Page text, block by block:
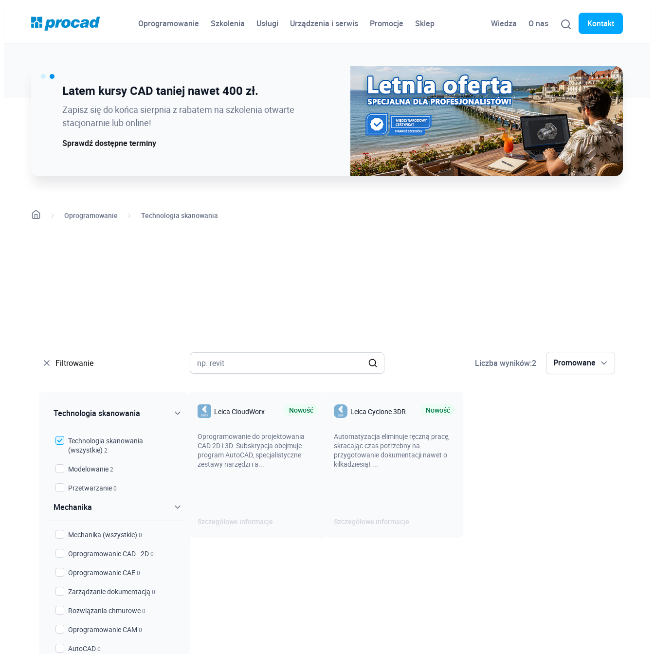
Oprogramowanie Szkolenia Usługi Urządzenia i serwis Promocje Sklep Wiedza O nas Kontakt
Ostatnie dni promocji Blind Bird
12.08 o 12:08 zamykamy Blind Bird na PROCAD EXPO 2026 -
dołącz w najlepszej cenie!
Sprawdź szczegóły!
Latem kursy CAD taniej nawet 400 zł.
Zapisz się do końca sierpnia z rabatem na szkolenia otwarte
stacjonarnie lub online!
Sprawdź dostępne terminy
Oprogramowanie Technologia skanowania
Filtrowanie Liczba wyników:2 Promowane
Technologia skanowania
Technologia skanowania
(wszystkie) 2
Modelowanie2
Przetwarzanie0
Mechanika
Mechanika (wszystkie) 0
Oprogramowanie CAD - 2D0
Oprogramowanie CAE0
Zarządzanie dokumentacją 0
Rozwiązania chmurowe0
Oprogramowanie CAM 0
AutoCAD0
Leica CloudWorx Nowość
Oprogramowanie do projektowania
CAD 2D i 3D. Subskrypcja obejmuje
program AutoCAD, specjalistyczne
zestawy narzędzi i a...
Szczegółowe informacje
Leica Cyclone 3DR Nowość
Automatyzacja eliminuje ręczną pracę,
skracając czas potrzebny na
przygotowanie dokumentacji nawet o
kilkadziesiąt ...
Szczegółowe informacje